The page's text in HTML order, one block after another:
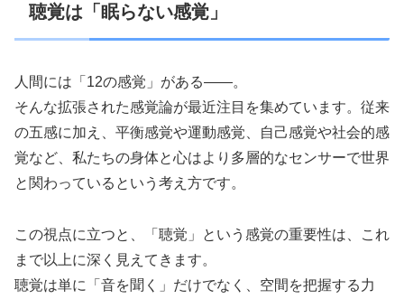
聴覚は「眠らない感覚」
人間には「12の感覚」がある——。
そんな拡張された感覚論が最近注目を集めています。 従来
の五感に加え、平衡感覚や運動感覚、自己感覚や社会的感
覚など、 私たちの身体と心はより多層的なセンサーで世界
と関わっているという考え方です。
この視点に立つと、「聴覚」という感覚の重要性は、
これ
まで以上に深く見えてきます。
聴覚は単に
「 音を聞く 」 だけでなく、空間を把握する力